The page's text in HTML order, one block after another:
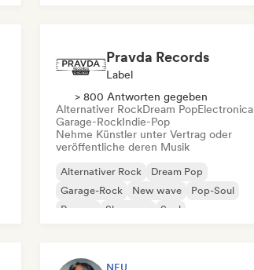
Pravda Records
Label
> 800 Antworten gegeben
Alternativer RockDream PopElectronica
Garage-RockIndie-Pop
Nehme Künstler unter Vertrag oder
veröffentliche deren Musik
Alternativer Rock
Dream Pop
Garage-Rock
New wave
Pop-Soul
Reggae
Shoegaze Soul
NEU